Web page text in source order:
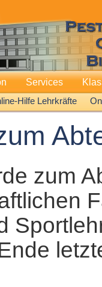
Hilfe Lehrkräfte
Services
zum